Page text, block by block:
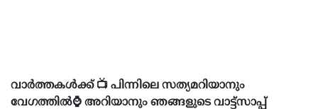
വാർത്തകൾക്ക് 📺 പിന്നിലെ സത്യമറിയാനും
വേഗത്തിൽ⌚ അറിയാനും ഞങ്ങളുടെ വാട്ട്സാപ്പ്